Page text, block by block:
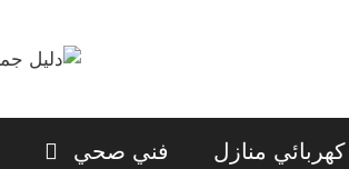
كهربائي منازل فني صحي